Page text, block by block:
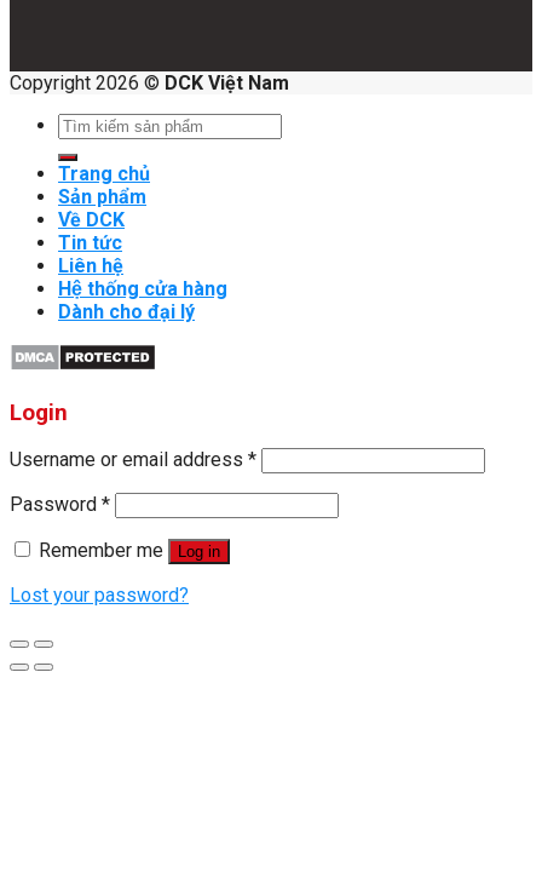
Copyright 2026 © DCK Việt Nam
Search
for:
Trang chủ
Sản phẩm
Về DCK
Tin tức
Liên hệ
Hệ thống cửa hàng
Dành cho đại lý
Login
Username or email address *
Password *
Remember me
Log in
Lost your password?